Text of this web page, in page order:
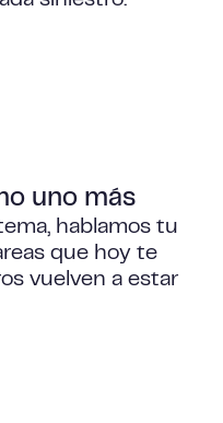
uno más
hablamos tu
que hoy te
vuelven a estar